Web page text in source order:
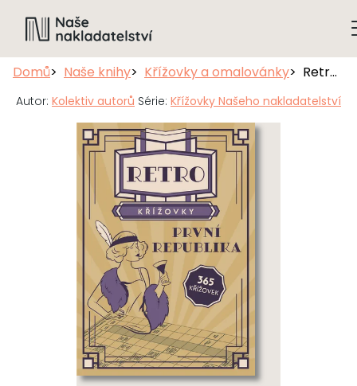
Domů Naše knihy Křížovky a omalovánky Retro křížovky: První republika
Autor: Kolektiv autorů Série: Křížovky Našeho nakladatelství